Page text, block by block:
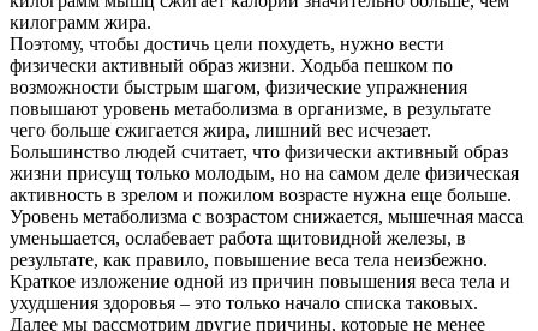
килограмм жира.
Поэтому, чтобы достичь цели похудеть, нужно вести
физически активный образ жизни. Ходьба пешком по
возможности быстрым шагом, физические упражнения
повышают уровень метаболизма в организме, в результате
чего больше сжигается жира, лишний вес исчезает.
Большинство людей считает, что физически активный образ
жизни присущ только молодым, но на самом деле физическая
активность в зрелом и пожилом возрасте нужна еще больше.
Уровень метаболизма с возрастом снижается, мышечная масса
уменьшается, ослабевает работа щитовидной железы, в
результате, как правило, повышение веса тела неизбежно.
Краткое изложение одной из причин повышения веса тела и
ухудшения здоровья – это только начало списка таковых.
Далее мы рассмотрим другие причины, которые не менее